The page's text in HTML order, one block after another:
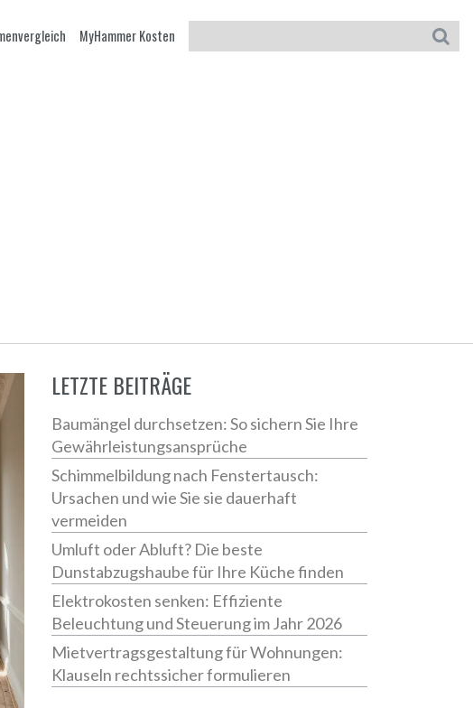
MyHammer Kosten
LETZTE BEITRÄGE
Baumängel durchsetzen: So sichern Sie Ihre
Gewährleistungsansprüche
Schimmelbildung nach Fenstertausch:
Ursachen und wie Sie sie dauerhaft
vermeiden
Umluft oder Abluft? Die beste
Dunstabzugshaube für Ihre Küche finden
Elektrokosten senken: Effiziente
Beleuchtung und Steuerung im Jahr 2026
Mietvertragsgestaltung für Wohnungen:
Klauseln rechtssicher formulieren